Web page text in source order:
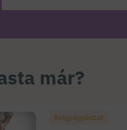
már?
Belgyógyászat